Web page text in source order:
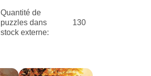
Quantité de
puzzles dans
stock externe:
130